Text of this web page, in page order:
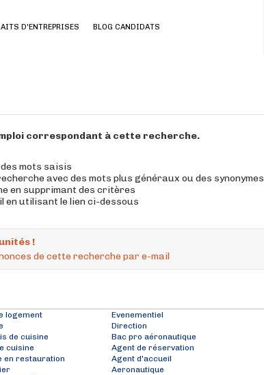
D'ENTREPRISES BLOG CANDIDATS
correspondant à cette recherche.
mots saisis
avec des mots plus généraux ou des synonymes
en supprimant des critères
en utilisant le lien ci-dessous
!
de cette recherche par e-mail
logement
Evenementiel
Direction
de cuisine
Bac pro aéronautique
cuisine
Agent de réservation
en restauration
Agent d'accueil
Aeronautique